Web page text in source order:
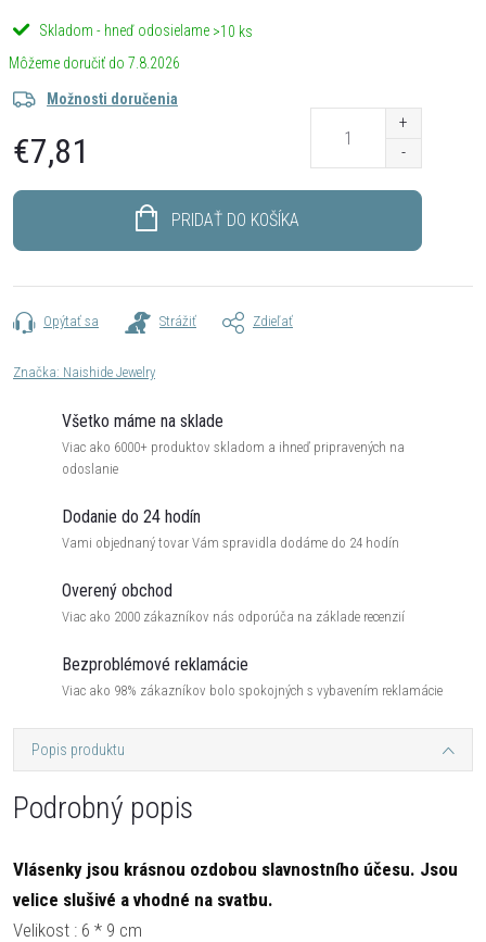
Skladom - hneď odosielame >10 ks
7.8.2026
Možnosti doručenia
€7,81
PRIDAŤ DO KOŠÍKA
Opýtať sa Strážiť Zdieľať
Značka: Naishide Jewelry
Všetko máme na sklade
Viac ako 6000+ produktov skladom a ihneď pripravených na
odoslanie
Dodanie do 24 hodín
Vami objednaný tovar Vám spravidla dodáme do 24 hodín
Overený obchod
Viac ako 2000 zákazníkov nás odporúča na základe recenzií
Bezproblémové reklamácie
Viac ako 98% zákazníkov bolo spokojných s vybavením reklamácie
Popis produktu
Podrobný popis
Vlásenky jsou krásnou ozdobou slavnostního účesu. Jsou
velice slušivé a vhodné na svatbu.
Velikost : 6 * 9 cm